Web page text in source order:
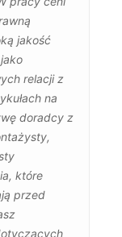
jakość
relacji z
na
doradcy z
które
przed